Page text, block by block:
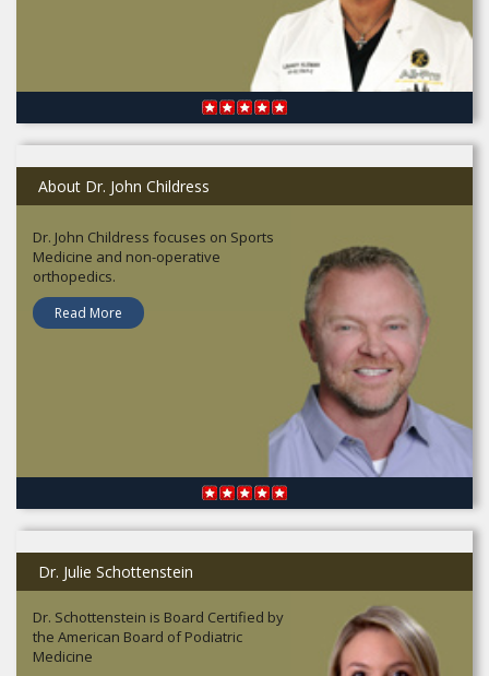
About Dr. John Childress
Dr. John Childress focuses on Sports
Medicine and non-operative
orthopedics.
Read More
Dr. Julie Schottenstein
Dr. Schottenstein is Board Certified by
the American Board of Podiatric
Medicine